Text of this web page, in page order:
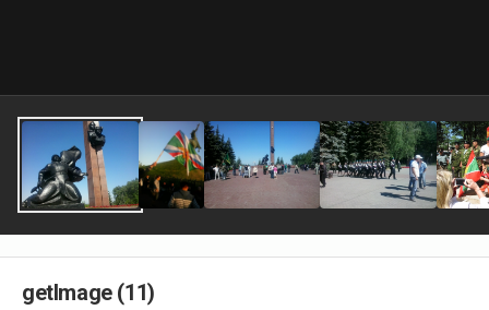
getImage (11)